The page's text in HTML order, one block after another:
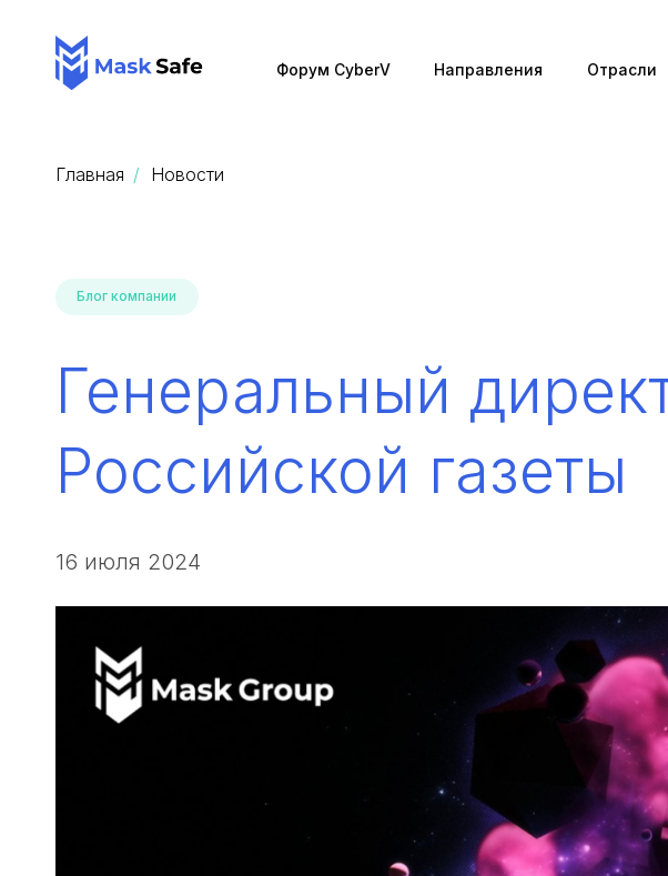
Форум CyberV Направления Отрасли
Главная Новости
Блог компании
Генеральный
Российской газеты
16 июля 2024